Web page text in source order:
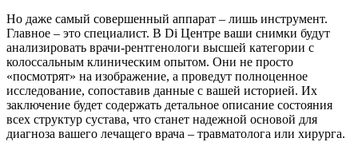
Но даже самый совершенный аппарат – лишь инструмент.
Главное – это специалист. В Di Центре ваши снимки будут
анализировать врачи-рентгенологи высшей категории с
колоссальным клиническим опытом. Они не просто
«посмотрят» на изображение, а проведут полноценное
исследование, сопоставив данные с вашей историей. Их
заключение будет содержать детальное описание состояния
всех структур сустава, что станет надежной основой для
диагноза вашего лечащего врача – травматолога или хирурга.